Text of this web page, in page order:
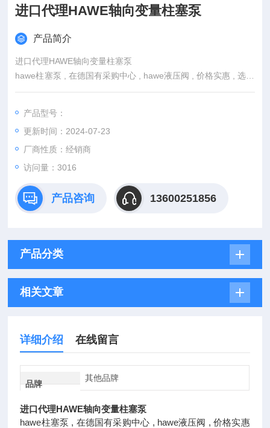
进口代理HAWE轴向变量柱塞泵
产品简介
进口代理HAWE轴向变量柱塞泵
hawe柱塞泵 , 在德国有采购中心 , hawe液压阀 , 价格实惠 , 选择
品牌经销商 , hawe* , 型号齐全 , 质量保证 , 快捷服务 , 诚信至
费。
产品型号：
更新时间：2024-07-23
厂商性质：经销商
访问量：3016
产品咨询 13600251856
产品分类
相关文章
详细介绍 在线留言
品牌
其他品牌
进口代理HAWE轴向变量柱塞泵
hawe柱塞泵 , 在德国有采购中心 , hawe液压阀 , 价格实惠